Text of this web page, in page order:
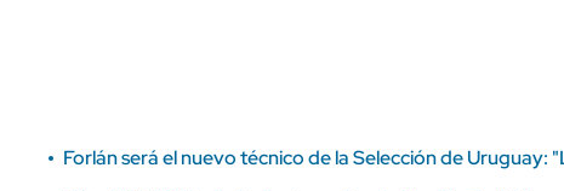
Forlán será el nuevo técnico de la Selección de Uruguay: